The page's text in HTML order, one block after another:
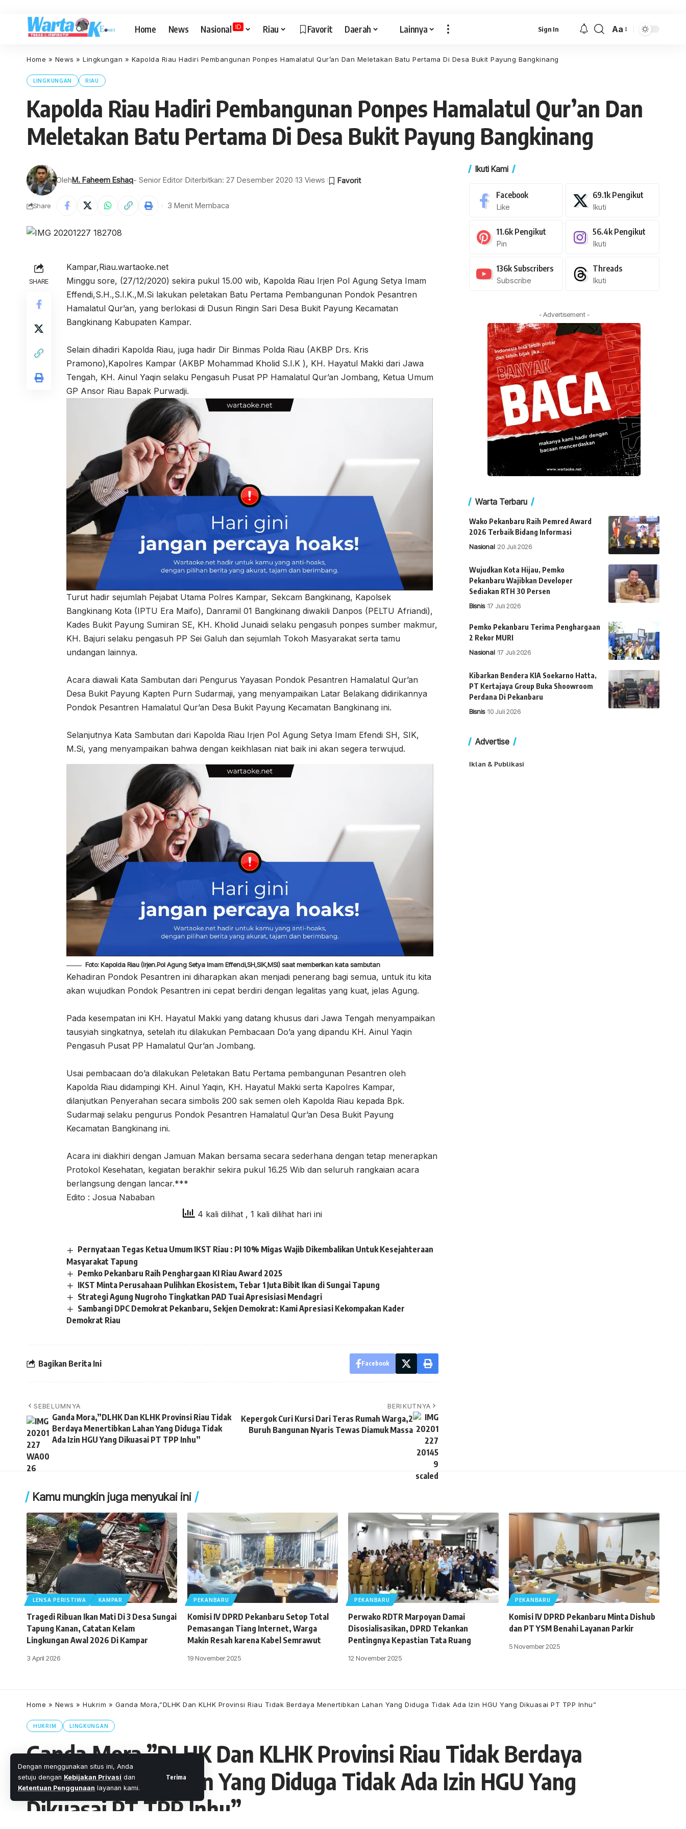
Dengan menggunakan situs ini, Anda
setuju dengan Kebijakan Privasi dan
Ketentuan Penggunaan layanan kami.
Terima
Home News Nasional ID Riau Favorit Daerah Lainnya Sign In
Font
Aa
Home » News » Lingkungan » Kapolda Riau Hadiri Pembangunan Ponpes Hamalatul Qur’an Dan Meletakan Batu Pertama Di Desa Bukit Payung Bangkinang
LINGKUNGAN RIAU
Kapolda Riau Hadiri Pembangunan Ponpes Hamalatul Qur’an Dan
Meletakan Batu Pertama Di Desa Bukit Payung Bangkinang
OlehM. Faheem Eshaq- Senior Editor Diterbitkan: 27 Desember 2020 13 Views
Share 3 Menit Membaca
SHARE
Kampar,Riau.wartaoke.net
Minggu sore, (27/12/2020) sekira pukul 15.00 wib, Kapolda Riau Irjen Pol Agung Setya Imam
Effendi,S.H.,S.I.K.,M.Si lakukan peletakan Batu Pertama Pembangunan Pondok Pesantren
Hamalatul Qur’an, yang berlokasi di Dusun Ringin Sari Desa Bukit Payung Kecamatan
Bangkinang Kabupaten Kampar.
Selain dihadiri Kapolda Riau, juga hadir Dir Binmas Polda Riau (AKBP Drs. Kris
Pramono),Kapolres Kampar (AKBP Mohammad Kholid S.I.K ), KH. Hayatul Makki dari Jawa
Tengah, KH. Ainul Yaqin selaku Pengasuh Pusat PP Hamalatul Qur’an Jombang, Ketua Umum
GP Ansor Riau Bapak Purwadji.
Turut hadir sejumlah Pejabat Utama Polres Kampar, Sekcam Bangkinang, Kapolsek
Bangkinang Kota (IPTU Era Maifo), Danramil 01 Bangkinang diwakili Danpos (PELTU Afriandi),
Kades Bukit Payung Sumiran SE, KH. Kholid Junaidi selaku pengasuh ponpes sumber makmur,
KH. Bajuri selaku pengasuh PP Sei Galuh dan sejumlah Tokoh Masyarakat serta tamu
undangan lainnya.
Acara diawali Kata Sambutan dari Pengurus Yayasan Pondok Pesantren Hamalatul Qur’an
Desa Bukit Payung Kapten Purn Sudarmaji, yang menyampaikan Latar Belakang didirikannya
Pondok Pesantren Hamalatul Qur’an Desa Bukit Payung Kecamatan Bangkinang ini.
Selanjutnya Kata Sambutan dari Kapolda Riau Irjen Pol Agung Setya Imam Efendi SH, SIK,
M.Si, yang menyampaikan bahwa dengan keikhlasan niat baik ini akan segera terwujud.
Foto: Kapolda Riau (Irjen.Pol Agung Setya Imam Effendi,SH,SIK,MSI) saat memberikan kata sambutan
Kehadiran Pondok Pesantren ini diharapkan akan menjadi penerang bagi semua, untuk itu kita
akan wujudkan Pondok Pesantren ini cepat berdiri dengan legalitas yang kuat, jelas Agung.
Pada kesempatan ini KH. Hayatul Makki yang datang khusus dari Jawa Tengah menyampaikan
tausyiah singkatnya, setelah itu dilakukan Pembacaan Do’a yang dipandu KH. Ainul Yaqin
Pengasuh Pusat PP Hamalatul Qur’an Jombang.
Usai pembacaan do’a dilakukan Peletakan Batu Pertama pembangunan Pesantren oleh
Kapolda Riau didampingi KH. Ainul Yaqin, KH. Hayatul Makki serta Kapolres Kampar,
dilanjutkan Penyerahan secara simbolis 200 sak semen oleh Kapolda Riau kepada Bpk.
Sudarmaji selaku pengurus Pondok Pesantren Hamalatul Qur’an Desa Bukit Payung
Kecamatan Bangkinang ini.
Acara ini diakhiri dengan Jamuan Makan bersama secara sederhana dengan tetap menerapkan
Protokol Kesehatan, kegiatan berakhir sekira pukul 16.25 Wib dan seluruh rangkaian acara
berlangsung dengan lancar.***
Edito : Josua Nababan
4 kali dilihat , 1 kali dilihat hari ini
Pernyataan Tegas Ketua Umum IKST Riau : PI 10% Migas Wajib Dikembalikan Untuk Kesejahteraan
Masyarakat Tapung
Pemko Pekanbaru Raih Penghargaan KI Riau Award 2025
IKST Minta Perusahaan Pulihkan Ekosistem, Tebar 1 Juta Bibit Ikan di Sungai Tapung
Strategi Agung Nugroho Tingkatkan PAD Tuai Apresisiasi Mendagri
Sambangi DPC Demokrat Pekanbaru, Sekjen Demokrat: Kami Apresiasi Kekompakan Kader
Demokrat Riau
Bagikan Berita Ini Facebook
SEBELUMNYA
Ganda Mora,”DLHK Dan KLHK Provinsi Riau Tidak
Berdaya Menertibkan Lahan Yang Diduga Tidak
Ada Izin HGU Yang Dikuasai PT TPP Inhu”
BERIKUTNYA
Kepergok Curi Kursi Dari Teras Rumah Warga,2
Buruh Bangunan Nyaris Tewas Diamuk Massa
Ikuti Kami
Facebook
Like
69.1k Pengikut
Ikuti
11.6k Pengikut
Pin
56.4k Pengikut
Ikuti
136k Subscribers
Subscribe
Threads
Ikuti
- Advertisement -
Warta Terbaru
Wako Pekanbaru Raih Pemred Award
2026 Terbaik Bidang Informasi
Nasional 20 Juli 2026
Wujudkan Kota Hijau, Pemko
Pekanbaru Wajibkan Developer
Sediakan RTH 30 Persen
Bisnis 17 Juli 2026
Pemko Pekanbaru Terima Penghargaan
2 Rekor MURI
Nasional 17 Juli 2026
Kibarkan Bendera KIA Soekarno Hatta,
PT Kertajaya Group Buka Shoowroom
Perdana Di Pekanbaru
Bisnis 10 Juli 2026
Advertise
Iklan & Publikasi
Kamu mungkin juga menyukai ini
LENSA PERISTIWA KAMPAR
Tragedi Ribuan Ikan Mati Di 3 Desa Sungai
Tapung Kanan, Catatan Kelam
Lingkungan Awal 2026 Di Kampar
3 April 2026
PEKANBARU
Komisi IV DPRD Pekanbaru Setop Total
Pemasangan Tiang Internet, Warga
Makin Resah karena Kabel Semrawut
19 November 2025
PEKANBARU
Perwako RDTR Marpoyan Damai
Disosialisasikan, DPRD Tekankan
Pentingnya Kepastian Tata Ruang
12 November 2025
PEKANBARU
Komisi IV DPRD Pekanbaru Minta Dishub
dan PT YSM Benahi Layanan Parkir
5 November 2025
Home » News » Hukrim » Ganda Mora,”DLHK Dan KLHK Provinsi Riau Tidak Berdaya Menertibkan Lahan Yang Diduga Tidak Ada Izin HGU Yang Dikuasai PT TPP Inhu”
HUKRIM LINGKUNGAN
Ganda Mora,”DLHK Dan KLHK Provinsi Riau Tidak Berdaya
Menertibkan Lahan Yang Diduga Tidak Ada Izin HGU Yang
Dikuasai PT TPP Inhu”